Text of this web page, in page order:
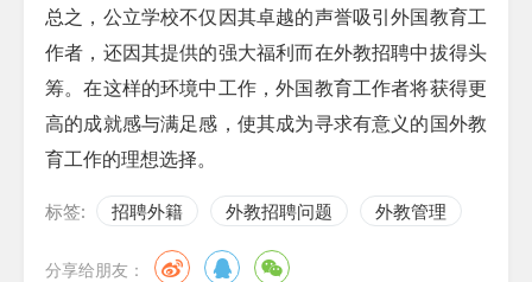
总之，公立学校不仅因其卓越的声誉吸引外国教育工
作者，还因其提供的强大福利而在外教招聘中拔得头
筹。在这样的环境中工作，外国教育工作者将获得更
高的成就感与满足感，使其成为寻求有意义的国外教
育工作的理想选择。
标签: 招聘外籍 外教招聘问题 外教管理
分享给朋友：